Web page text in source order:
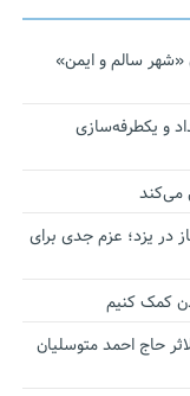
سالم و ایمن»
و یکطرفه‌سازی
می‌کند
در یزد؛ عزم جدی برای
کمک کنیم
حاج احمد متوسلیان